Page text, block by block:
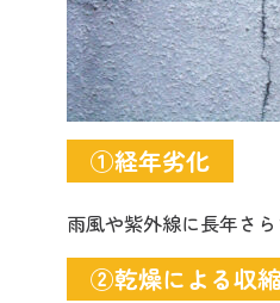
①経年劣化
雨風や紫外線に長年さ
②乾燥による収縮